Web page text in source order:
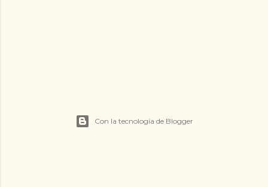
Con la tecnología de Blogger